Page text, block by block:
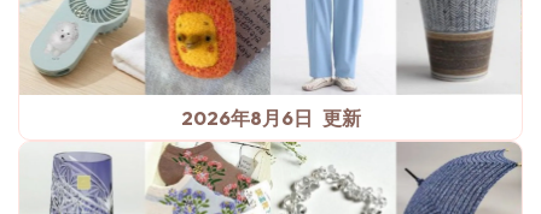
2026年8月6日